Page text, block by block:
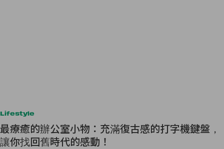
Lifestyle
最療癒的辦公室小物：充滿復古感的打字機鍵盤，
讓你找回舊時代的感動！